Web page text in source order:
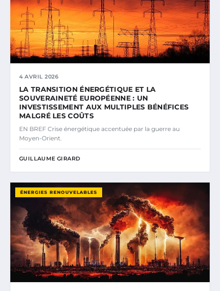
4 AVRIL 2026
LA TRANSITION ÉNERGÉTIQUE ET LA
SOUVERAINETÉ EUROPÉENNE : UN
INVESTISSEMENT AUX MULTIPLES BÉNÉFICES
MALGRÉ LES COÛTS
EN BREF Crise énergétique accentuée par la guerre au
Moyen-Orient.
GUILLAUME GIRARD
ÉNERGIES RENOUVELABLES